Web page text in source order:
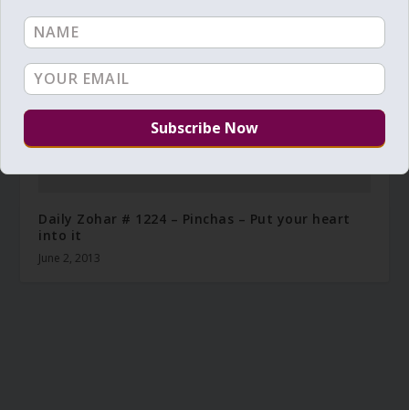
Daily Zohar # 1224 – Pinchas – Put your heart
into it
June 2, 2013